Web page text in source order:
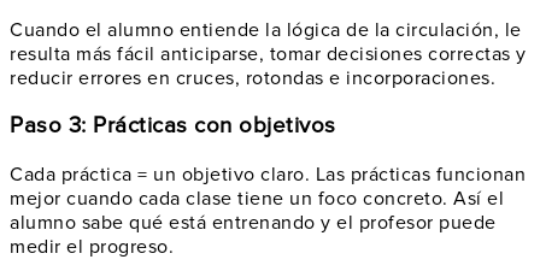
Cuando el alumno entiende la lógica de la circulación, le
resulta más fácil anticiparse, tomar decisiones correctas y
reducir errores en cruces, rotondas e incorporaciones.
Paso 3: Prácticas con objetivos
Cada práctica = un objetivo claro. Las prácticas funcionan
mejor cuando cada clase tiene un foco concreto. Así el
alumno sabe qué está entrenando y el profesor puede
medir el progreso.